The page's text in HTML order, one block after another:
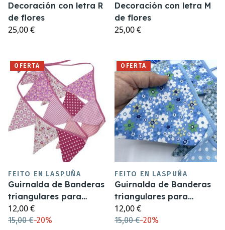
Decoración con letra R
de flores
25,00 €
Decoración con letra M
de flores
25,00 €
OFERTA
FEITO EN LASPUÑA
Guirnalda de Banderas
triangulares para
decoración
12,00 €
15,00 €−20%
OFERTA
FEITO EN LASPUÑA
Guirnalda de Banderas
triangulares para
decoración
12,00 €
15,00 €−20%